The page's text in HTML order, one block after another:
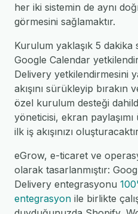
her iki sistemin de aynı
görmesini sağlamaktır.
Kurulum yaklaşık 5
Google Calendar
Delivery yetkilendirmesini
akışını sürükleyip
özel kurulum desteği
yöneticisi, ekran
ilk iş akışınızı
eGrow, e-ticaret ve
olarak tasarlanmıştır:
Delivery entegrasyonu
entegrasyon ile birlikte